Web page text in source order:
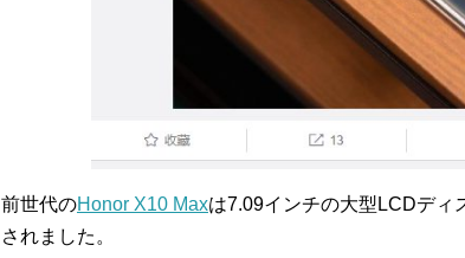
前世代のHonor X10 Maxは7.09インチの大型LCDディ
されました。